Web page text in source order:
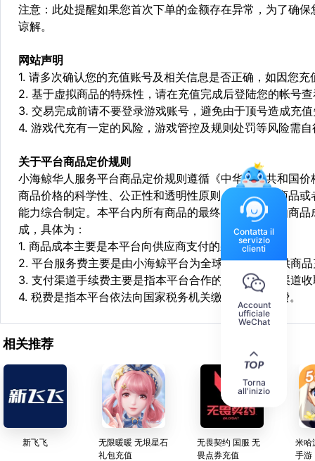
注意：此处提醒如果您首次下单的金额存在异常，为了确
谅解。
网站声明
1. 请多次确认您的充值账号及相关信息是否正确，如因您
2. 基于虚拟商品的特殊性，请在充值完成后登陆您的帐号
3. 交易完成前请不要登录游戏账号，避免由于顶号造成充
4. 游戏代充有一定的风险，游戏管控及规则处罚等风险需
关于平台商品定价规则
小海鲸华人服务平台商品定价规则遵循《中华人民共和国
商品价格的科学性、公正性和透明性原则，依据相关商品
能力综合制定。本平台内所有商品的最终销售价格均由商
成，具体为：
1. 商品成本主要是本平台向供应商支付的采购成本；
2. 平台服务费主要是由小海鲸平台为全球华人用户提供商
3. 支付渠道手续费主要是指本平台合作的第三方支付渠道
4. 税费是指本平台依法向国家税务机关缴纳的各项税费。
相关推荐
新飞飞
无限暖暖 无垠星石
礼包充值
无畏契约 国服 无
畏点券充值
米哈
手游
Contatta il
servizio
clienti
Account
ufficiale
WeChat
Torna
all'inizio